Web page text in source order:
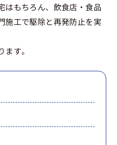
はもちろん、飲食店・食品
施工で駆除と再発防止を実
ます。